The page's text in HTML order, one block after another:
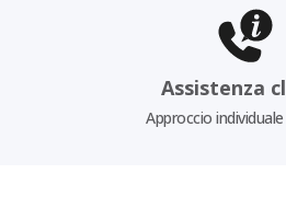
Assistenza
Approccio